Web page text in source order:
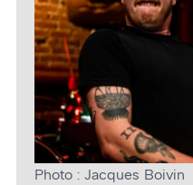
Photo : Jacques Boivin